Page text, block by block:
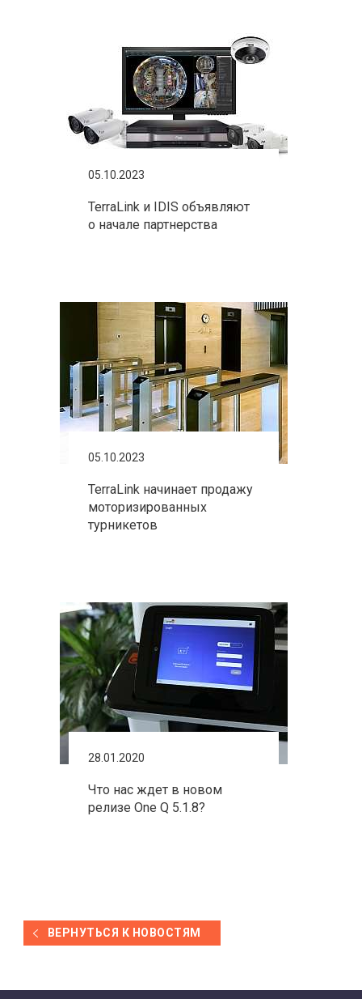
05.10.2023
TerraLink и IDIS объявляют
о начале партнерства
05.10.2023
TerraLink начинает продажу
моторизированных
турникетов
28.01.2020
Что нас ждет в новом
релизе One Q 5.1.8?
ВЕРНУТЬСЯ К НОВОСТЯМ